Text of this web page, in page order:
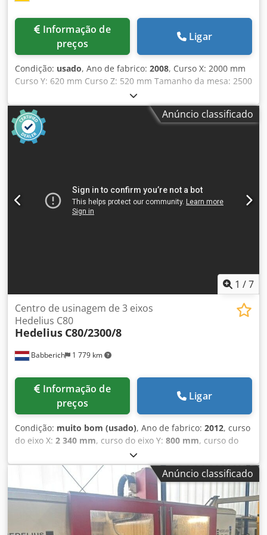
preços
Ligar
Condição: usado, Ano de fabrico: 2008, Curso X: 2000 mm
Curso Y: 620 mm Curso Z: 520 mm Tamanho da mesa: 2500
x 600 mm Peso máximo da peça: 2000 kg Interface de
ferramenta: SK40 Comando: HEIDENHAIN Velocidades do
spindle: 30 - 8000 rpm Avanço: 45 m/min Avanço rápido:
45 m/min Potência total necessária: 20 kW Peso da
máquina aprox.: 10.500 kg Dimensões aproximadas: 5400 x
refrigeração interna (IKZ) - Manual de operação Opcional
(sob consulta): Dsdpfx Apeulnbkjdjkr - Sonda de medição
sem fio (Heidenhain) - Sistema de medição de ferramenta
Anúncio classificado
1 /7
Babberich 1 779 km
Centro de usinagem de 3 eixos
Hedelius C80
Hedelius C80/2300/8
preços
Ligar
Condição: muito bom (usado), Ano de fabrico: 2012, curso
do eixo X: 2 340 mm, curso do eixo Y: 800 mm, curso do
, largura da mesa:
da mesa:2 900 mm, carga da mesa:2 800 kg, Hedelius -
C80/2300/8 Enclosure completa com sistema de extração
Porta de enrolar para carregamento por guindaste Estação
para suporte de 3 cabeçotes angulares de fresagem
Usinagem de superfícies amplamente dimensionadas
possível Distância fuso–mesa: 140–740 mm Proteção
Anúncio classificado